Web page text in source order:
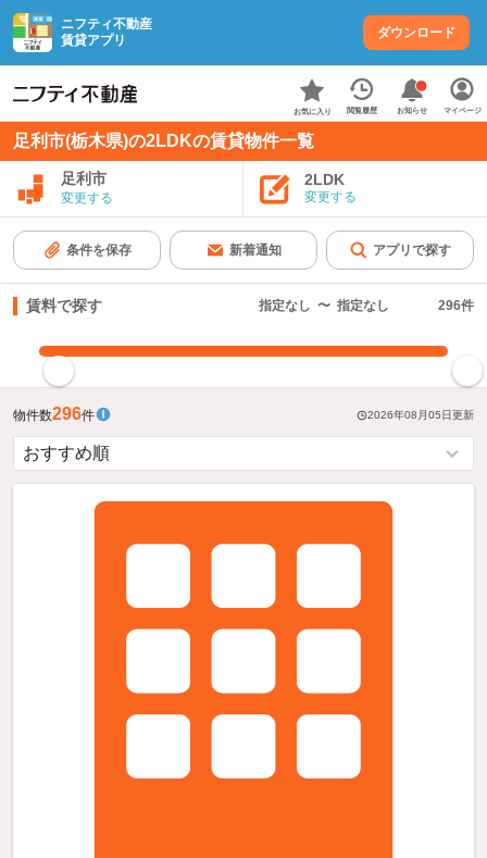
ニフティ不動産
賃貸アプリ
ダウンロード
お気に入り 閲覧履歴 お知らせ マイページ
足利市(栃木県)の2LDKの賃貸物件一覧
足利市
変更する
2LDK
変更する
条件を保存 新着通知 アプリで探す
賃料で探す 指定なし 〜 指定なし 296件
物件数296件 2026年08月05日更新